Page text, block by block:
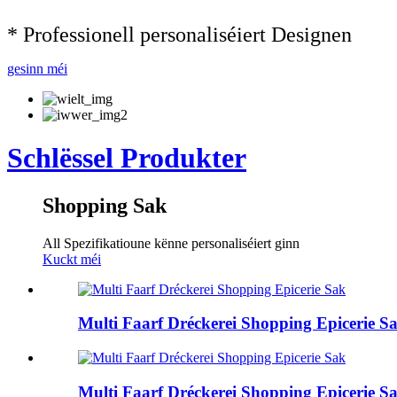
* Professionell personaliséiert Designen
gesinn méi
Schlëssel Produkter
Shopping Sak
All Spezifikatioune kënne personaliséiert ginn
Kuckt méi
Multi Faarf Dréckerei Shopping Epicerie
Multi Faarf Dréckerei Shopping Epicerie